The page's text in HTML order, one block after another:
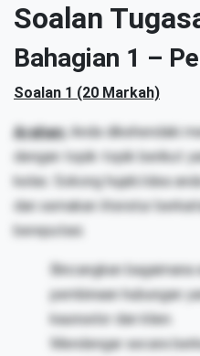
Soalan
Bahagian 1 –
Soalan 1 (20 Markah)
Arahan:Anda dikehendaki
dengan topik-topik berikut
kelas. Sokong hujah/idea
dan semakan literatur
bereputasi.
Bincangkan
pembinaan hubungan
kaunselor dan klien.
Mendengar secara